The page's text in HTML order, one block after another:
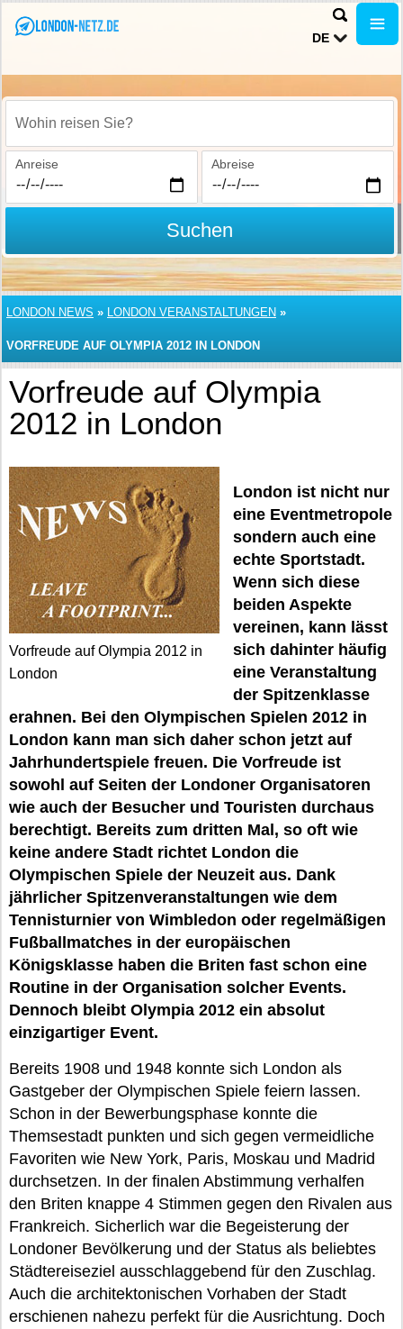
DE
Wohin reisen Sie?
Anreise Abreise
Suchen
LONDON NEWS » LONDON VERANSTALTUNGEN »
VORFREUDE AUF OLYMPIA 2012 IN LONDON
Vorfreude auf Olympia
2012 in London
Vorfreude auf Olympia 2012 in
London
London ist nicht nur
eine Eventmetropole
sondern auch eine
echte Sportstadt.
Wenn sich diese
beiden Aspekte
vereinen, kann lässt
sich dahinter häufig
eine Veranstaltung
der Spitzenklasse
erahnen. Bei den Olympischen Spielen 2012 in
London kann man sich daher schon jetzt auf
Jahrhundertspiele freuen. Die Vorfreude ist
sowohl auf Seiten der Londoner Organisatoren
wie auch der Besucher und Touristen durchaus
berechtigt. Bereits zum dritten Mal, so oft wie
keine andere Stadt richtet London die
Olympischen Spiele der Neuzeit aus. Dank
jährlicher Spitzenveranstaltungen wie dem
Tennisturnier von Wimbledon oder regelmäßigen
Fußballmatches in der europäischen
Königsklasse haben die Briten fast schon eine
Routine in der Organisation solcher Events.
Dennoch bleibt Olympia 2012 ein absolut
einzigartiger Event.
Bereits 1908 und 1948 konnte sich London als
Gastgeber der Olympischen Spiele feiern lassen.
Schon in der Bewerbungsphase konnte die
Themsestadt punkten und sich gegen vermeidliche
Favoriten wie New York, Paris, Moskau und Madrid
durchsetzen. In der finalen Abstimmung verhalfen
den Briten knappe 4 Stimmen gegen den Rivalen aus
Frankreich. Sicherlich war die Begeisterung der
Londoner Bevölkerung und der Status als beliebtes
Städtereiseziel ausschlaggebend für den Zuschlag.
Auch die architektonischen Vorhaben der Stadt
erschienen nahezu perfekt für die Ausrichtung. Doch